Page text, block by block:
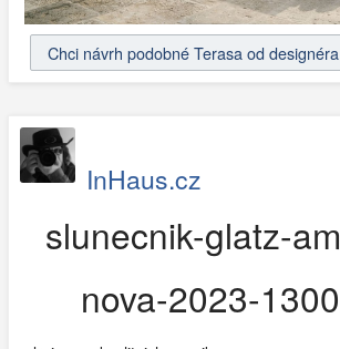
Chci návrh podobné Terasa od designéra
InHaus.cz
slunecnik-glatz-
nova-2023-